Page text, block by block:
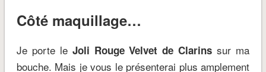
Côté maquillage…
Je porte le Joli Rouge Velvet de Clarinssur ma
bouche. Mais je vous le présenterai plus amplement